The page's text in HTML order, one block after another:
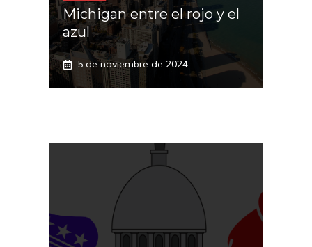
Michigan entre el rojo y el
azul
5 de noviembre de 2024